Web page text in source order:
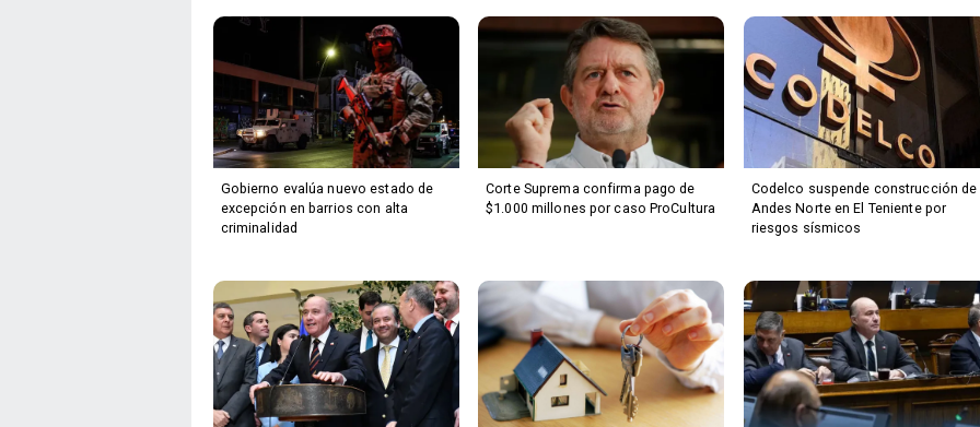
Gobierno evalúa nuevo estado de
excepción en barrios con alta
criminalidad
Corte Suprema confirma pago de
$1.000 millones por caso ProCultura
Codelco suspende construcción de
Andes Norte en El Teniente por
riesgos sísmicos